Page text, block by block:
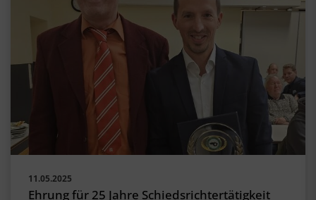
11.05.2025
Ehrung für 25 Jahre Schiedsrichtertätigkeit